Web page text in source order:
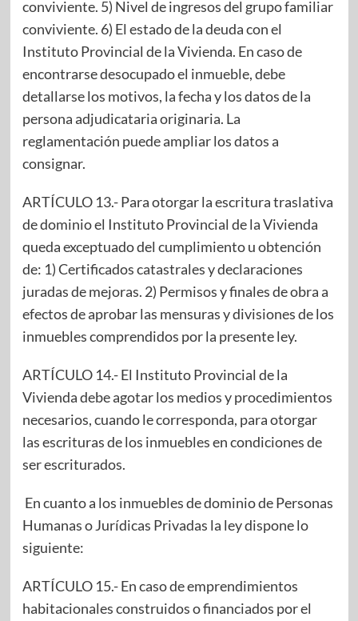
conviviente. 5) Nivel de ingresos del grupo familiar
conviviente. 6) El estado de la deuda con el
Instituto Provincial de la Vivienda. En caso de
encontrarse desocupado el inmueble, debe
detallarse los motivos, la fecha y los datos de la
persona adjudicataria originaria. La
reglamentación puede ampliar los datos a
consignar.
ARTÍCULO 13.- Para otorgar la escritura traslativa
de dominio el Instituto Provincial de la Vivienda
queda exceptuado del cumplimiento u obtención
de: 1) Certificados catastrales y declaraciones
juradas de mejoras. 2) Permisos y finales de obra a
efectos de aprobar las mensuras y divisiones de los
inmuebles comprendidos por la presente ley.
ARTÍCULO 14.- El Instituto Provincial de la
Vivienda debe agotar los medios y procedimientos
necesarios, cuando le corresponda, para otorgar
las escrituras de los inmuebles en condiciones de
ser escriturados.
En cuanto a los inmuebles de dominio de Personas
Humanas o Jurídicas Privadas la ley dispone lo
siguiente:
ARTÍCULO 15.- En caso de emprendimientos
habitacionales construidos o financiados por el